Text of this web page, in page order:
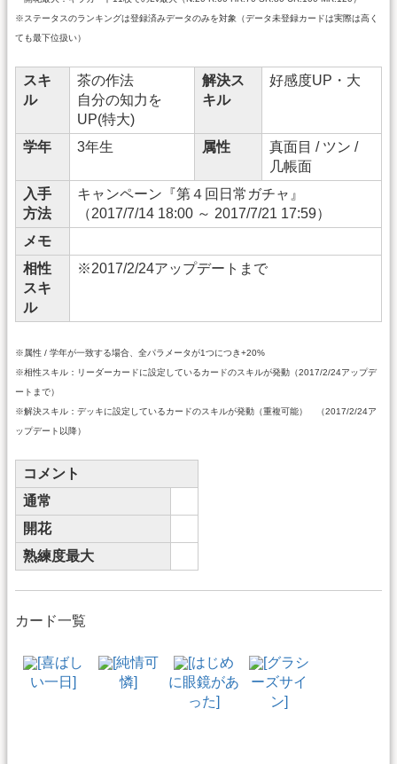
※ステータスのランキングは登録済みデータのみを対象（データ未登録カードは実際は高く
ても最下位扱い）
スキ
ル
茶の作法
自分の知力を
UP(特大)
解決ス
キル
好感度UP・大
学年 3年生 属性
真面目 / ツン /
几帳面
入手
方法
キャンペーン『第４回日常ガチャ』
（2017/7/14 18:00 ～ 2017/7/21 17:59）
メモ
相性
スキ
ル
※2017/2/24アップデートまで
※属性 / 学年が一致する場合、全パラメータが1つにつき+20%
※相性スキル：リーダーカードに設定しているカードのスキルが発動（2017/2/24アップデ
ートまで）
※解決スキル：デッキに設定しているカードのスキルが発動（重複可能） （2017/2/24ア
ップデート以降）
コメント
通常
開花
熟練度最大
カード一覧
[喜ばし
い一日]
[純情可
憐]
[はじめ
に眼鏡があ
った]
[グラシ
ーズサイ
ン]